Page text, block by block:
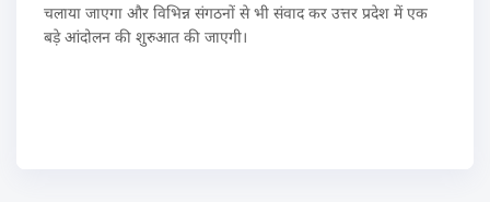
चलाया जाएगा और विभिन्न संगठनों से भी संवाद कर उत्तर प्रदेश में एक
बड़े आंदोलन की शुरुआत की जाएगी।